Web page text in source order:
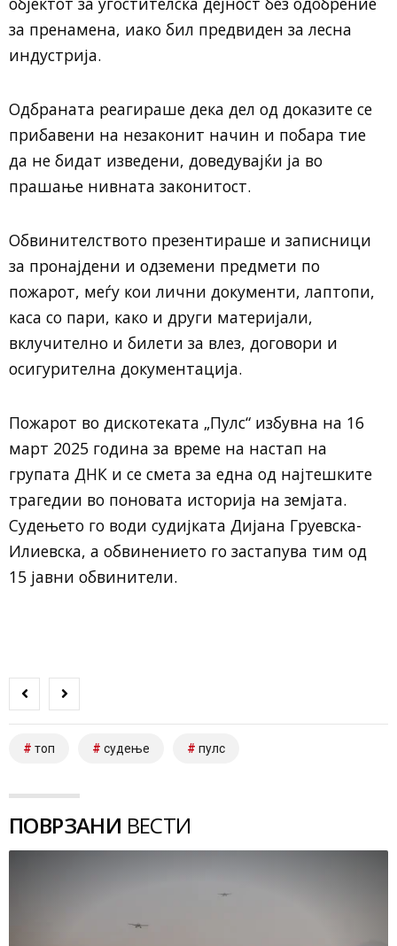
за пренамена, иако бил предвиден за лесна
индустрија.
Одбраната реагираше дека дел од доказите се
прибавени на незаконит начин и побара тие
да не бидат изведени, доведувајќи ја во
прашање нивната законитост.
Обвинителството презентираше и записници
за пронајдени и одземени предмети по
пожарот, меѓу кои лични документи, лаптопи,
каса со пари, како и други материјали,
вклучително и билети за влез, договори и
осигурителна документација.
Пожарот во дискотеката „Пулс“ избувна на 16
март 2025 година за време на настап на
групата ДНК и се смета за една од најтешките
трагедии во поновата историја на земјата.
Судењето го води судијката Дијана Груевска-
Илиевска, а обвинението го застапува тим од
15 јавни обвинители.
топ судење пулс
ПОВРЗАНИ ВЕСТИ